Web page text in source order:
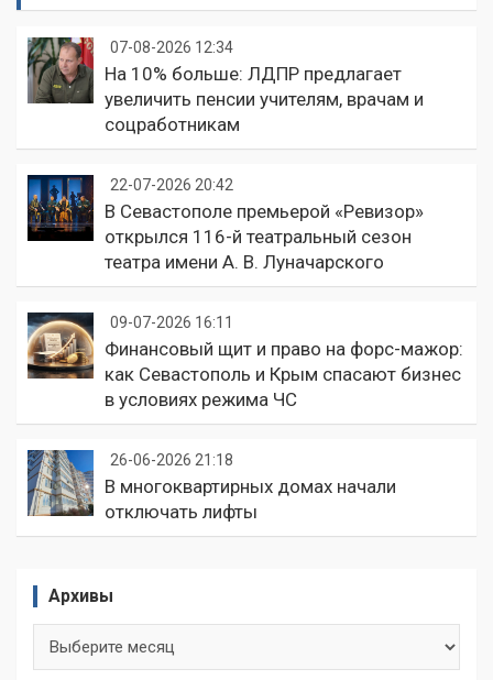
07-08-2026 12:34
На 10% больше: ЛДПР предлагает
увеличить пенсии учителям, врачам и
соцработникам
22-07-2026 20:42
В Севастополе премьерой «Ревизор»
открылся 116-й театральный сезон
театра имени А. В. Луначарского
09-07-2026 16:11
Финансовый щит и право на форс-мажор:
как Севастополь и Крым спасают бизнес
в условиях режима ЧС
26-06-2026 21:18
В многоквартирных домах начали
отключать лифты
Архивы